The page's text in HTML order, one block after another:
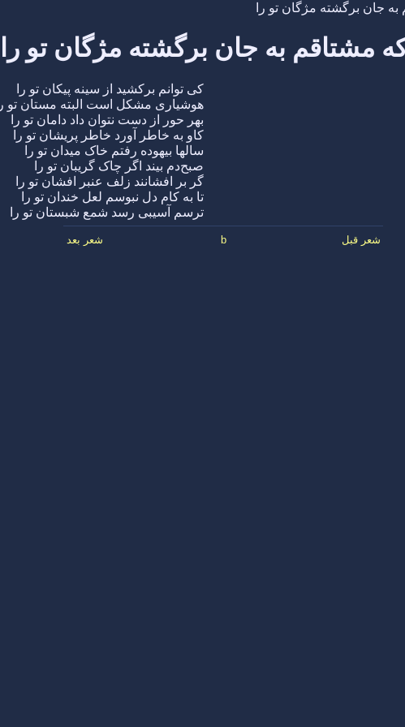
جان برگشته مژگان تو را
مشتاقم به جان برگشته مژگان تو را
کی توانم برکشید از سینه پیکان تو را
هوشیاری مشکل است البته مستان تو را
بهر حور از دست نتوان داد دامان تو را
کاو به خاطر آورد خاطر پریشان تو را
سالها بیهوده رفتم خاک میدان تو را
صبح‌دم بیند اگر چاک گریبان تو را
گر بر افشانند زلف عنبر افشان تو را
تا به کام دل نبوسم لعل خندان تو را
ترسم آسیبی رسد شمع شبستان تو را
شعر قبل b شعر بعد